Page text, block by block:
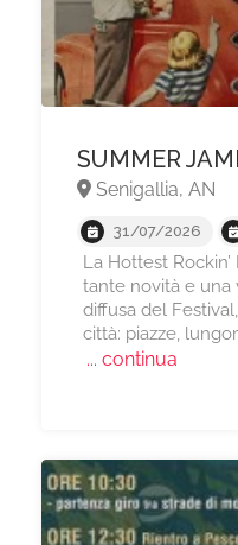
SUMMER
Senigallia, AN
31/07/2026
La Hottest
tante novità e una
diffusa del
città: piazze,
... continua